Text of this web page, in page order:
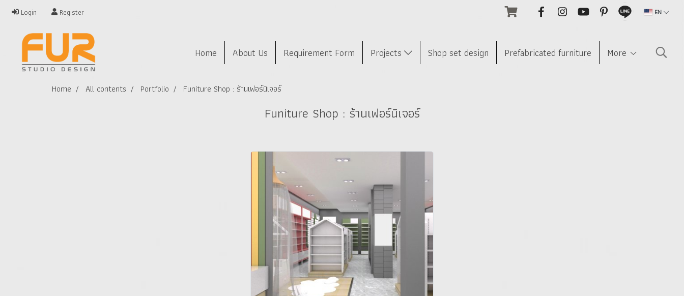
Login Register EN
Home About Us Requirement Form Projects Shop set design Prefabricated furniture More
Home All contents Portfolio Funiture Shop : ร้านเฟอร์นิเจอร์
Funiture Shop : ร้านเฟอร์นิเจอร์